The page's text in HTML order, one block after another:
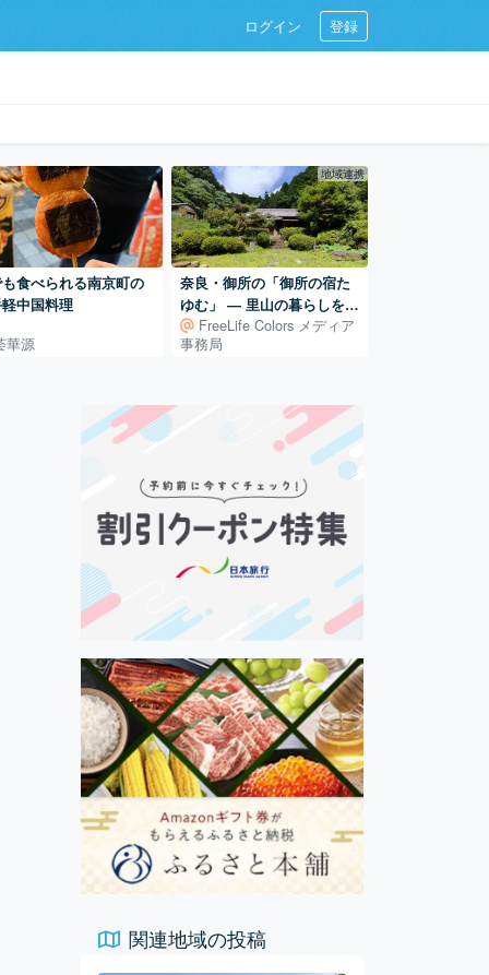
ログイン 登録
食べられる南京町の
中国料理
華源
地域連携
奈良・御所の「御所の宿た
ゆむ」 ― 里山の暮らしを体
験する古民家宿
FreeLife Colors メディア
事務局
関連地域の投稿